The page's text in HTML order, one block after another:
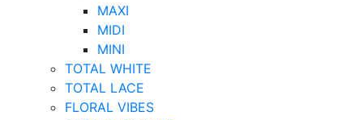
MAXI
MIDI
MINI
TOTAL WHITE
TOTAL LACE
FLORAL VIBES